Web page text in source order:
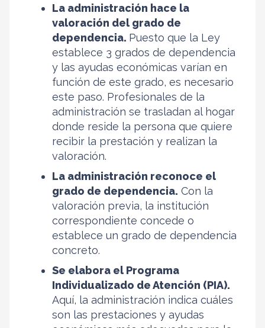
La administración hace la
valoración del grado de
dependencia. Puesto que la Ley
establece 3 grados de dependencia
y las ayudas económicas varían en
función de este grado, es necesario
este paso. Profesionales de la
administración se trasladan al hogar
donde reside la persona que quiere
recibir la prestación y realizan la
valoración.
La administración reconoce el
grado de dependencia. Con la
valoración previa, la institución
correspondiente concede o
establece un grado de dependencia
concreto.
Se elabora el Programa
Individualizado de Atención (PIA).
Aquí, la administración indica cuáles
son las prestaciones y ayudas